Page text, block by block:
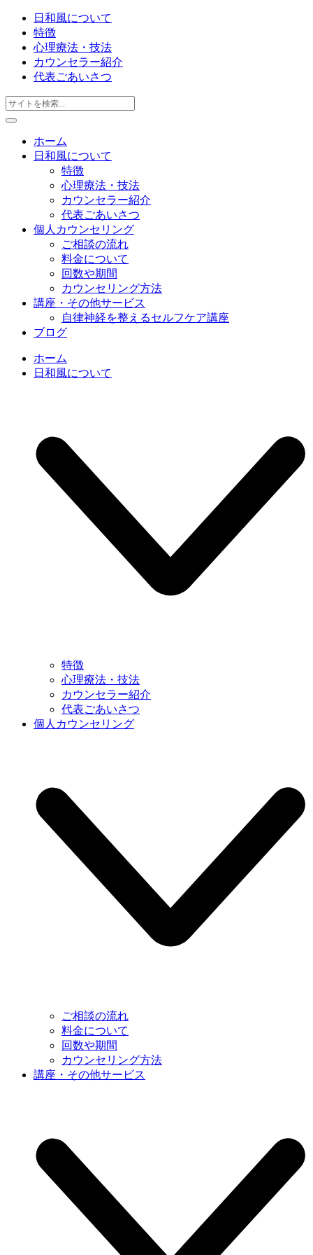
日和風について
特徴
心理療法・技法
カウンセラー紹介
代表ごあいさつ
ホーム
日和風について
特徴
心理療法・技法
カウンセラー紹介
代表ごあいさつ
個人カウンセリング
ご相談の流れ
料金について
回数や期間
カウンセリング方法
講座・その他サービス
自律神経を整えるセルフケア講座
ブログ
ホーム
日和風について
特徴
心理療法・技法
カウンセラー紹介
代表ごあいさつ
個人カウンセリング
ご相談の流れ
料金について
回数や期間
カウンセリング方法
講座・その他サービス